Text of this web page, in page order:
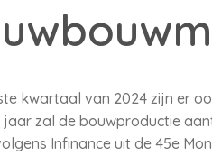
kwartaal van 2024 zijn er
zal de bouwproductie
Infinance uit de 45e